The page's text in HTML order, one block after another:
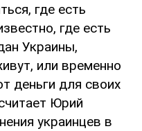
где есть
где есть
Украины,
или временно
деньги для своих
Юрий
украинцев в